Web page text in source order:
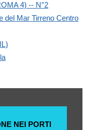
4) -- N°2
del Mar Tirreno Centro
NEI PORTI